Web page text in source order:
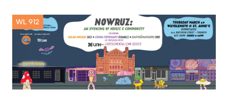
WL 912